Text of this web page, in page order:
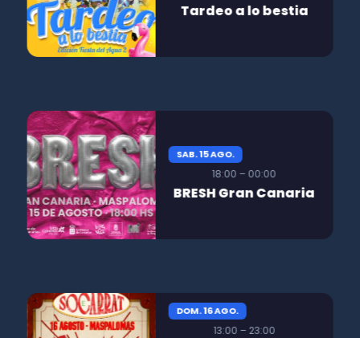
Tardeo a lo bestia
SAB. 15 AGO.
18:00 – 00:00
BRESH Gran Canaria
DOM. 16 AGO.
13:00 – 23:00